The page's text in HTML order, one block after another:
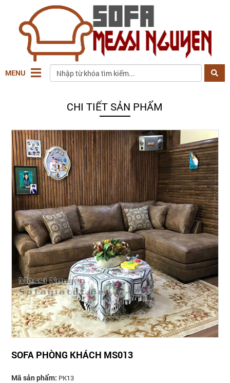
MENU
CHI TIẾT SẢN PHẨM
SOFA PHÒNG KHÁCH MS013
Mã sản phẩm: PK13